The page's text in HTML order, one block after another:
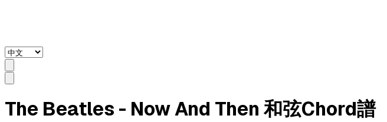
The Beatles - Now And Then 和弦Chord譜